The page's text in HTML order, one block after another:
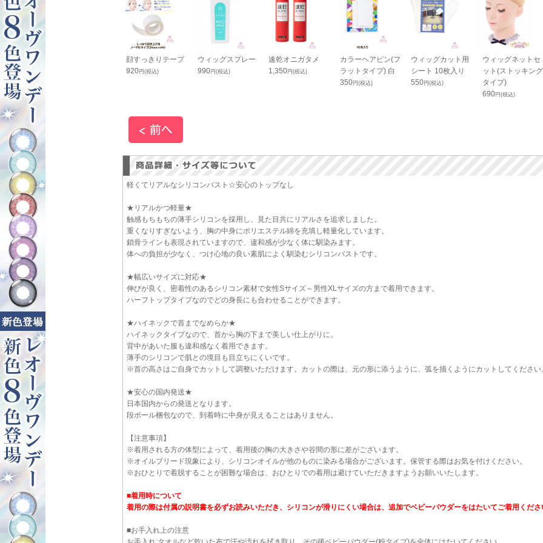
とスマホス
プ 黒
(税込)
顔すっきりテープ
920円(税込)
ウィッグスプレー
990円(税込)
速乾オニガタメ
1,350円(税込)
カラーヘアピン(フ
ラットタイプ) 白
350円(税込)
ウィッグカット用
シート 10枚入り
550円(税込)
ウィッグネットセ
ット(ストッキング
タイプ)
690円(税込)
軽くてリアルなシリコンバスト☆安心のトップなし
★リアルかつ軽量★
触感もちもちの薄手シリコンを採用し、見た目共にリアルさを追求しました。
重くなりすぎないよう、胸の中身にポリエステル綿を充填し軽量化しています。
鎖骨ラインも表現されていますので、違和感が少なく体に馴染みます。
体への負担が少なく、つけ心地の良い素肌によく馴染むシリコンバストです。
★幅広いサイズに対応★
伸びが良く、密着性のあるシリコン素材で女性Sサイズ～男性XLサイズの方まで着用できます。
ハーフトップタイプなのでどの身長にも合わせることができます。
★ハイネックで首までなめらか★
ハイネックタイプなので、首から胸の下まで美しい仕上がりに。
背中があいた服も違和感なく着用できます。
薄手のシリコンで肌との境目も目立ちにくいです。
※首の高さはご自身でカットして調整いただけます。カットの際は、元の形に添うように、弧を描くようにカットしてください
★安心の国内発送★
日本国内からの発送となります。
段ボール梱包なので、到着時に中身が見えることはありません。
【注意事項】
※着用される方の体型によって、着用後の胸の大きさや谷間の形に差がございます。
※オイルブリード現象により、シリコンオイルが他のものに染みる場合がございます。保管する際はお気を付けください。
※おひとりで着脱することが困難な場合は、おひとりでの着用は避けていただきますようお願いいたします。
■着用時について
着用の際は付属の説明書を必ずお読みいただき、シリコンが滑りにくい場合は、追加でベビーパウダーをはたいてご着用くださ
■お手入れ上の注意